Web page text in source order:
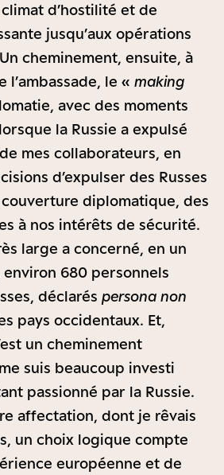
d’hostilité et de
jusqu’aux opérations
cheminement, ensuite, à
l’ambassade, le « making
avec des moments
la Russie a expulsé
mes collaborateurs, en
d’expulser des Russes
diplomatique, des
à nos intérêts de sécurité.
large a concerné, en un
environ 680 personnels
déclarés persona non
pays occidentaux. Et,
un cheminement
suis beaucoup investi
passionné par la Russie.
affectation, dont je rêvais
un choix logique compte
européenne et de